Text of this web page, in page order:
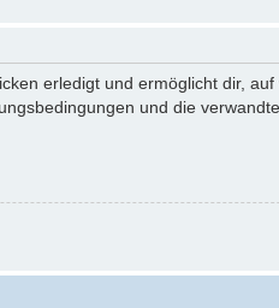
erledigt und ermöglicht dir,
und die